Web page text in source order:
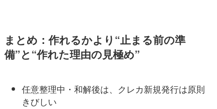
まとめ：作れるかより“止まる前の準
備”と“作れた理由の見極め”
任意整理中・和解後は、クレカ新規発行は原則
きびしい